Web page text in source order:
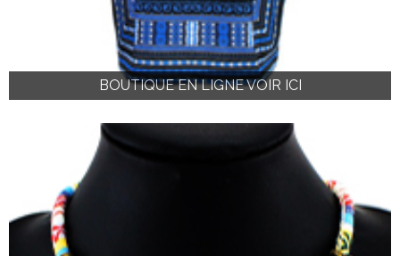
BOUTIQUE EN LIGNE VOIR ICI